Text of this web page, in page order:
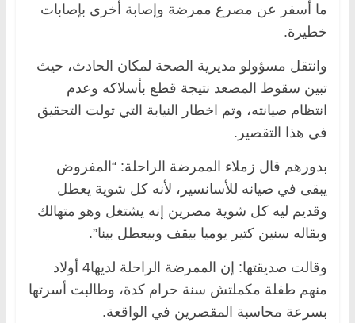
ما أسفر عن مصرع ممرضة وإصابة أخرى بإصابات
خطيرة.
وانتقل مسؤولو مديرية الصحة لمكان الحادث، حيث
تبين سقوط المصعد نتيجة قطع بأسلاكه وعدم
انتظام صيانته، وتم اخطار النيابة التي تولت التحقيق
في هذا التقصير.
بدورهم قال زملاء الممرضة الراحلة: “المفروض
يبقى في صيانه للأسانسير، لأنه كل شوية يعطل
وقديم ليه كل شوية مصرين إنه يشتغل وهو متهالك
وبقاله سنين كتير يوميا بيقف وبيعطل بينا”.
وقالت صديقتها: إن الممرضة الراحلة لديها4 أولاد
منهم طفلة مكملتش سنة حرام كدة، وطالبت أسرتها
بسرعة محاسبة المقصرين في الواقعة.